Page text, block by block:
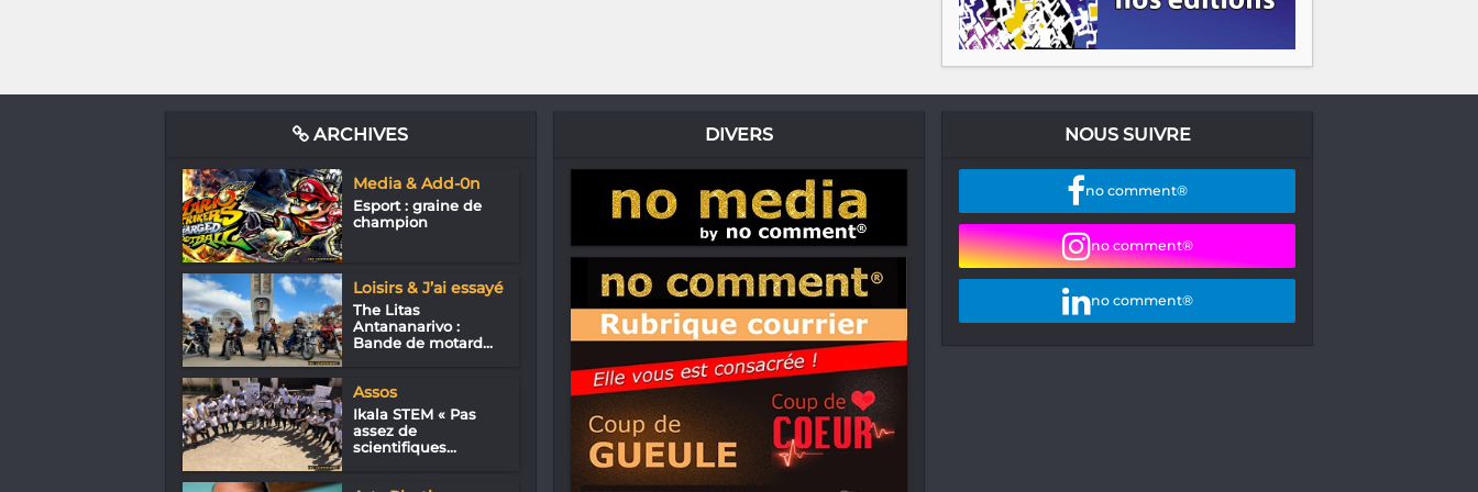
ARCHIVES
Media & Add-0n
Esport : graine de
champion
Loisirs & J’ai essayé
The Litas
Antananarivo :
Bande de motard...
Assos
Ikala STEM « Pas
assez de
scientifiques...
DIVERS NOUS SUIVRE
no comment®
no comment®
no comment®